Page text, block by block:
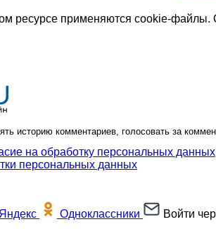
dreamhousenn elen76
norilskgirl
юля23 ксю77
ресурсе применяются cookie-файлы.
историю комментариев, голосовать за
на обработку персональных данных
персональных данных
Яндекс Одноклассники Войти